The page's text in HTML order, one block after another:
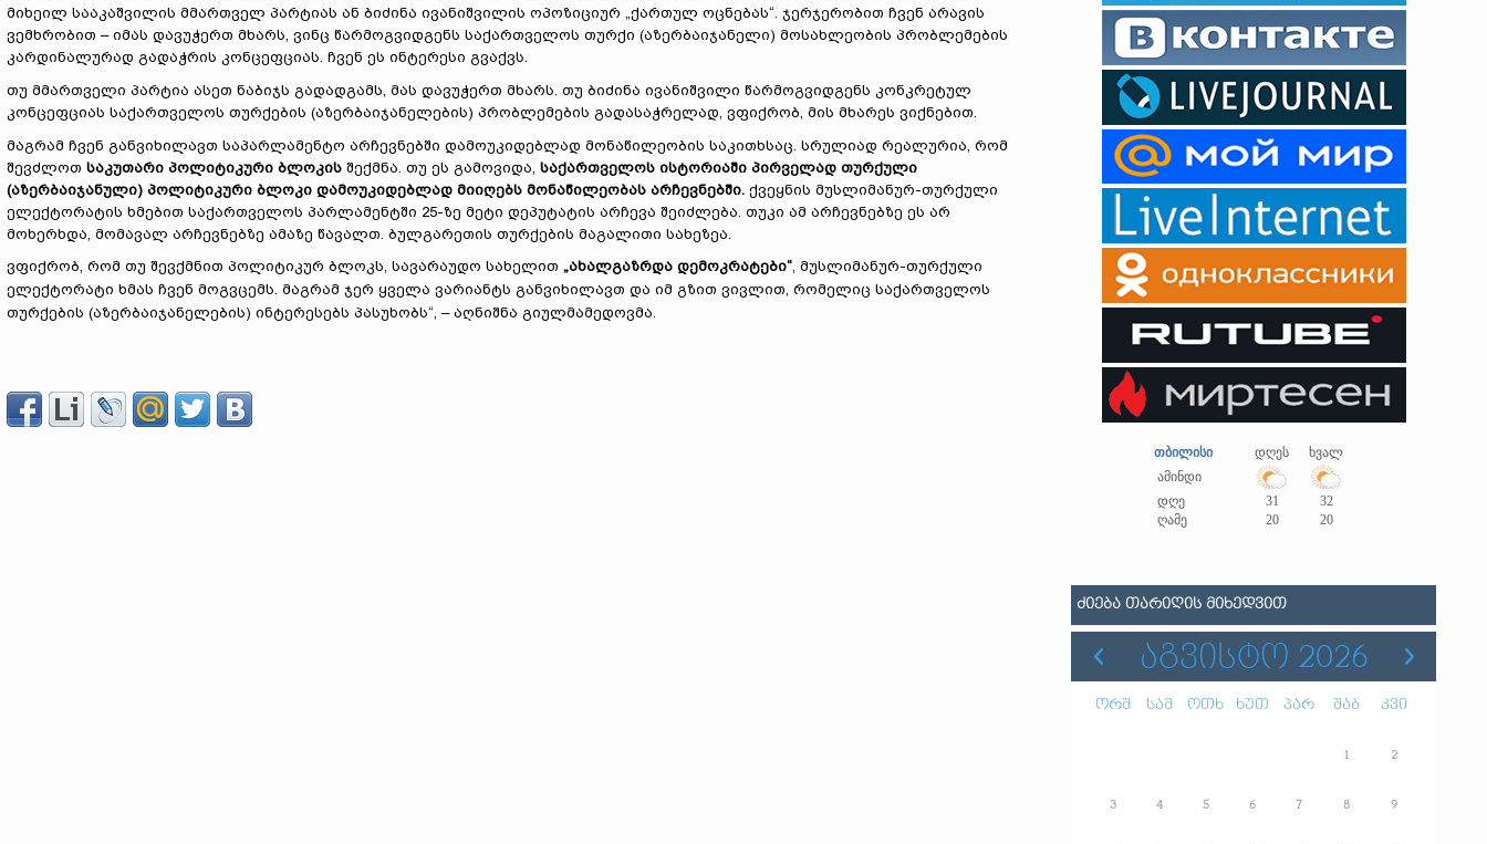
მიხეილ სააკაშვილის მმართველ პარტიას ან ბიძინა ივანიშვილის ოპოზიციურ „ქართულ ოცნებას“. ჯერჯერობით ჩვენ არავის
ვემხრობით – იმას დავუჭერთ მხარს, ვინც წარმოგვიდგენს საქართველოს თურქი (აზერბაიჯანელი) მოსახლეობის პრობლემების
კარდინალურად გადაჭრის კონცეფციას. ჩვენ ეს ინტერესი გვაქვს.
თუ მმართველი პარტია ასეთ ნაბიჯს გადადგამს, მას დავუჭერთ მხარს. თუ ბიძინა ივანიშვილი წარმოგვიდგენს კონკრეტულ
კონცეფციას საქართველოს თურქების (აზერბაიჯანელების) პრობლემების გადასაჭრელად, ვფიქრობ, მის მხარეს ვიქნებით.
მაგრამ ჩვენ განვიხილავთ საპარლამენტო არჩევნებში დამოუკიდებლად მონაწილეობის საკითხსაც. სრულიად რეალურია, რომ
შევძლოთ საკუთარი პოლიტიკური ბლოკის შექმნა. თუ ეს გამოვიდა, საქართველოს ისტორიაში პირველად თურქული
(აზერბაიჯანული) პოლიტიკური ბლოკი დამოუკიდებლად მიიღებს მონაწილეობას არჩევნებში. ქვეყნის მუსლიმანურ-თურქული
ელექტორატის ხმებით საქართველოს პარლამენტში 25-ზე მეტი დეპუტატის არჩევა შეიძლება. თუკი ამ არჩევნებზე ეს არ
მოხერხდა, მომავალ არჩევნებზე ამაზე წავალთ. ბულგარეთის თურქების მაგალითი სახეზეა.
ვფიქრობ, რომ თუ შევქმნით პოლიტიკურ ბლოკს, სავარაუდო სახელით „ახალგაზრდა დემოკრატები“, მუსლიმანურ-თურქული
ელექტორატი ხმას ჩვენ მოგვცემს. მაგრამ ჯერ ყველა ვარიანტს განვიხილავთ და იმ გზით ვივლით, რომელიც საქართველოს
თურქების (აზერბაიჯანელების) ინტერესებს პასუხობს“, – აღნიშნა გიულმამედოვმა.
თბილისი დღეს
ხვალ
ამინდი
დღე
31
32
ღამე
20 20
ᲫᲘᲔᲑᲐ ᲗᲐᲠᲘᲦᲘᲡ ᲛᲘᲮᲔᲓᲕᲘᲗ
ᲐᲒᲕᲘᲡᲢᲝ 2026
ორშ სამ ოთხ ხუთ პარ შაბ კვი
1 2
3 4 5 6 7 8 9